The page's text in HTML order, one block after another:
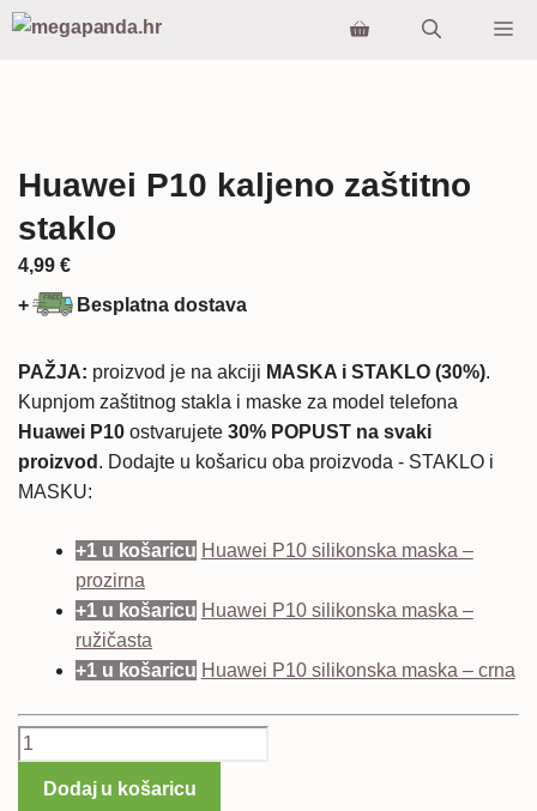
Preskoči
Huawei P10 kaljeno zaštitno
staklo
4,99 €
+
Besplatna dostava
PAŽJA: proizvod je na akciji MASKA i STAKLO (30%).
Kupnjom zaštitnog stakla i maske za model telefona
Huawei P10 ostvarujete 30% POPUST na svaki
proizvod . Dodajte u košaricu oba proizvoda - STAKLO i
MASKU:
+1 u košaricu Huawei P10 silikonska maska –
prozirna
+1 u košaricu Huawei P10 silikonska maska –
ružičasta
+1 u košaricu Huawei P10 silikonska maska – crna
Huawei
kaljeno
Dodaj u košaricu